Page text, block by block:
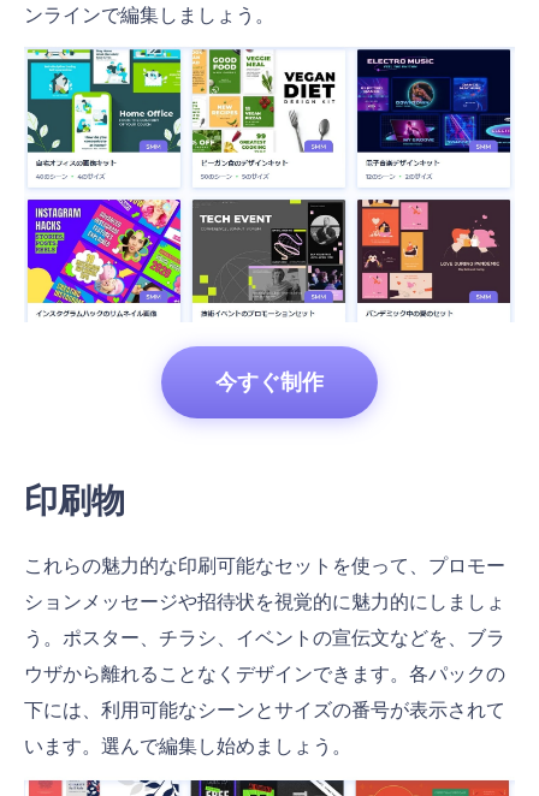
ンラインで編集しましょう。
今すぐ制作
印刷物
これらの魅力的な印刷可能なセットを使って、プロモー
ションメッセージや招待状を視覚的に魅力的にしましょ
う。ポスター、チラシ、イベントの宣伝文などを、ブラ
ウザから離れることなくデザインできます。各パックの
下には、利用可能なシーンとサイズの番号が表示されて
います。選んで編集し始めましょう。